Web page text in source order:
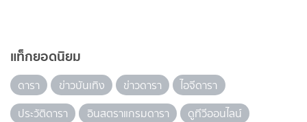
แท็กยอดนิยม
ดารา ข่าวบันเทิง ข่าวดารา
ไอจีดารา
ประวัติดารา
อินสตราแกรมดารา
ดูทีวีออนไลน์